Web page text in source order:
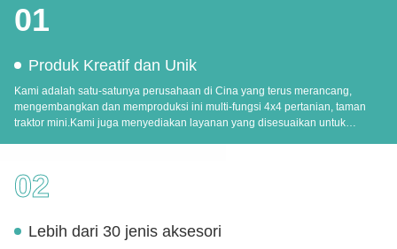
01
Produk Kreatif dan Unik
Kami adalah satu-satunya perusahaan di Cina yang terus merancang,
mengembangkan dan memproduksi ini multi-fungsi 4x4 pertanian, taman
traktor mini.Kami juga menyediakan layanan yang disesuaikan untuk
02
Lebih dari 30 jenis aksesori